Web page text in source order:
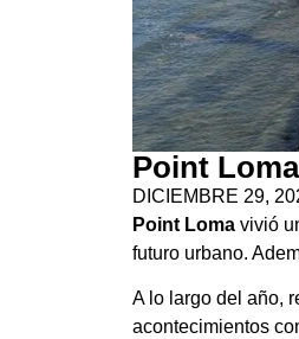
Point
DICIEMBRE 29,
Point Loma vivió
futuro urbano.
A lo largo del año,
acontecimientos